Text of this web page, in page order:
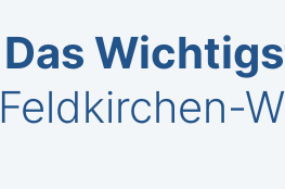
Das
Feldkirchen-